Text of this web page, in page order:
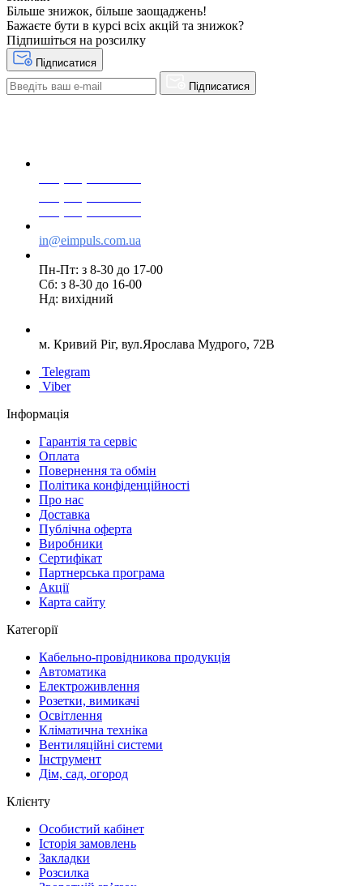
Більше знижок, більше заощаджень!
Бажаєте бути в курсі всіх акцій та знижок?
Підпишіться на розсилку
Підписатися
Підписатися
in@eimpuls.com.ua
Пн-Пт: з 8-30 до 17-00
Сб: з 8-30 до 16-00
Нд: вихідний
м. Кривий Ріг, вул.Ярослава Мудрого, 72В
Telegram
Viber
Інформація
Гарантія та сервіс
Оплата
Повернення та обмін
Політика конфіденційності
Про нас
Доставка
Публічна оферта
Виробники
Сертифікат
Партнерська програма
Акції
Карта сайту
Категорії
Кабельно-провідникова продукція
Автоматика
Електроживлення
Розетки, вимикачі
Освітлення
Кліматична техніка
Вентиляційні системи
Інструмент
Дім, сад, огород
Клієнту
Особистий кабінет
Історія замовлень
Закладки
Розсилка